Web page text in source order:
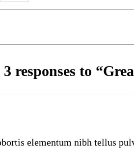
3 responses to
elementum nibh tellus